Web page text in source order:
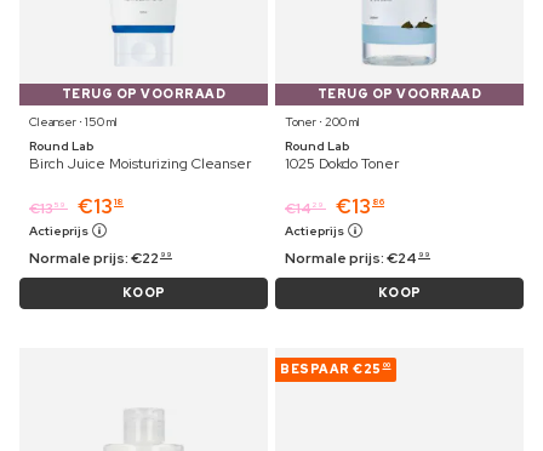
TERUG OP VOORRAAD
Cleanser ⋅ 150 ml
Round Lab
Birch Juice Moisturizing Cleanser
€1359 €13 18
Actieprijs
Normale prijs:€22 99
KOOP
TERUG OP VOORRAAD
Toner ⋅ 200 ml
Round Lab
1025 Dokdo Toner
€1429 €13 86
Actieprijs
Normale prijs:€24 99
KOOP
BESPAAR €25 00